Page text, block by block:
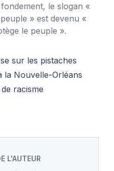
le slogan «
» est devenu «
le peuple ».
sur les pistaches
la Nouvelle-Orléans
racisme
L'AUTEUR